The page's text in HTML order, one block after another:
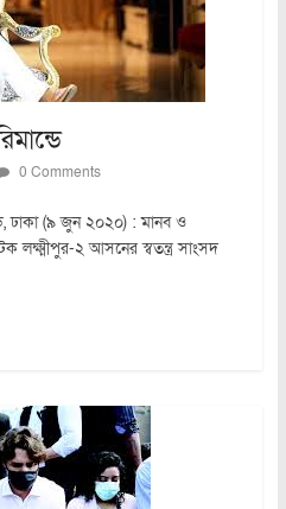
0 Comments
ঢাকা (৯ জুন ২০২০) : মানব ও
লক্ষ্মীপুর-২ আসনের স্বতন্ত্র সাংসদ